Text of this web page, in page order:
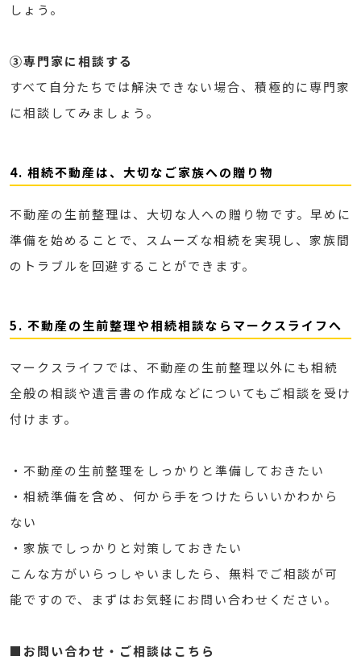
しょう。
③専門家に相談する
すべて自分たちでは解決できない場合、積極的に専門家
に相談してみましょう。
4. 相続不動産は、大切なご家族への贈り物
不動産の生前整理は、大切な人への贈り物です。早めに
準備を始めることで、スムーズな相続を実現し、家族間
のトラブルを回避することができます。
5. 不動産の生前整理や相続相談ならマークスライフへ
マークスライフでは、不動産の生前整理以外にも相続
全般の相談や遺言書の作成などについてもご相談を受け
付けます。
・不動産の生前整理をしっかりと準備しておきたい
・相続準備を含め、何から手をつけたらいいかわから
ない
・家族でしっかりと対策しておきたい
こんな方がいらっしゃいましたら、無料でご相談が可
能ですので、まずはお気軽にお問い合わせください。
■お問い合わせ・ご相談はこちら